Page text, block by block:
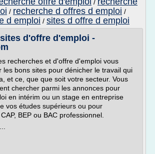
/
/ recherche d offres d emploi /
d emploi / sites d offre d emploi
d'offre d'emploi -
recherches et d'offre d'emploi vous
les bons sites pour dénicher le travail qui
et ce, que que soit votre secteur. Vous
chercher parmi les annonces pour
en intérim ou un stage en entreprise
vos études supérieurs ou pour
BEP ou BAC professionnel.